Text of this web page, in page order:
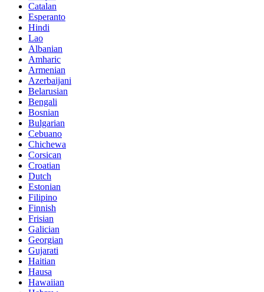
Catalan
Esperanto
Hindi
Lao
Albanian
Amharic
Armenian
Azerbaijani
Belarusian
Bengali
Bosnian
Bulgarian
Cebuano
Chichewa
Corsican
Croatian
Dutch
Estonian
Filipino
Finnish
Frisian
Galician
Georgian
Gujarati
Haitian
Hausa
Hawaiian